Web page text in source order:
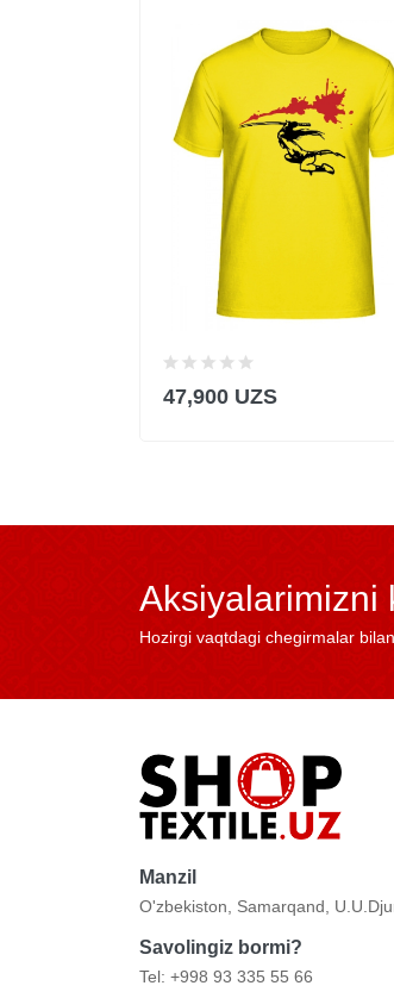
47,900 UZS
Aksiyalarimizni
Hozirgi vaqtdagi chegirmalar
Manzil
O'zbekiston, Samarqand,
Savolingiz bormi?
Tel: +998 93 335 55 66